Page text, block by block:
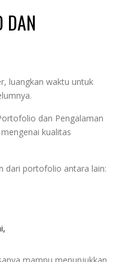
DAN
luangkan waktu untuk
dan Pengalaman
kualitas
dari portofolio antara lain: